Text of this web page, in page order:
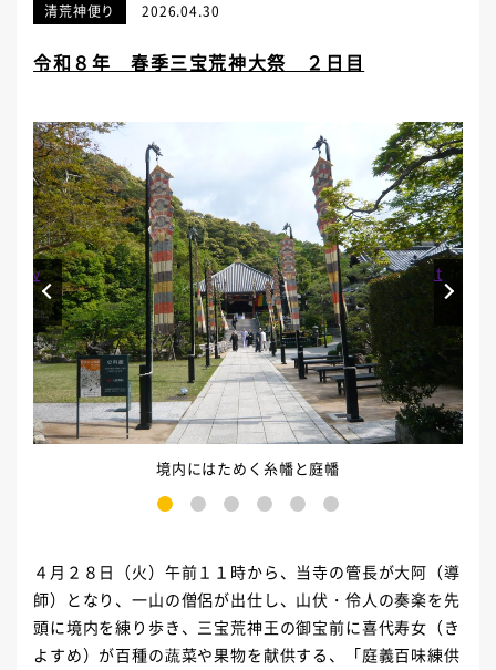
清荒神便り 2026.04.30
令和８年 春季三宝荒神大祭 ２日目
境内にはためく糸幡と庭幡
3 4 5 6
Prev Next
４月２８日（火）午前１１時から、当寺の管長が大阿（導
師）となり、一山の僧侶が出仕し、山伏・伶人の奏楽を先
頭に境内を練り歩き、三宝荒神王の御宝前に喜代寿女（き
よすめ）が百種の蔬菜や果物を献供する、「庭義百味練供